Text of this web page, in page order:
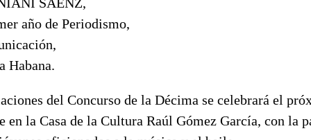
año de Periodismo,
Habana.
del Concurso de la Décima se celebrará el
en la Casa de la Cultura Raúl Gómez García, con la